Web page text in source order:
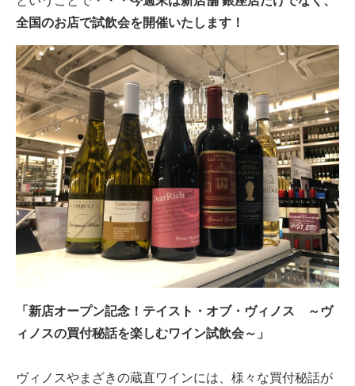
全国のお店で試飲会を開催いたします！
「新店オープン記念！テイスト・オブ・ヴィノス ～ヴ
ィノスの買付秘話を楽しむワイン試飲会～」
ヴィノスやまざきの蔵直ワインには、様々な買付秘話が